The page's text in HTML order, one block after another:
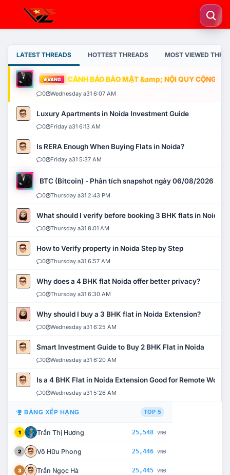
LATEST THREADS HOTTEST THREADS MOST VIEWED
VÀNG CẢNH BÁO BẢO MẬT &amp; NỘI QUY CỘNG
0 Wednesday a31 6:07 AM
Luxury Apartments in Noida Investment Guide
0 Friday a31 6:13 AM
Is RERA Enough When Buying Flats in Noida?
0 Friday a31 5:37 AM
BTC (Bitcoin) - Phân tích snapshot ngày 06/08/2026
0 Thursday a31 2:43 PM
What should I verify before booking 3 BHK flats in Noida?
0 Thursday a31 8:01 AM
How to Verify property in Noida Step by Step
0 Thursday a31 6:57 AM
Why does a 4 BHK flat Noida offer better privacy?
0 Thursday a31 6:30 AM
Why should I buy a 3 BHK flat in Noida Extension?
0 Wednesday a31 6:25 AM
Smart Investment Guide to Buy 2 BHK Flat in Noida
0 Wednesday a31 6:20 AM
Is a 4 BHK Flat in Noida Extension Good for Remote Work?
0 Wednesday a31 5:26 AM
BẢNG XẾP HẠNG TOP 5
1 Trần Thị Hương 25,548 VNĐ
2 Võ Hữu Phong 25,446 VNĐ
3 Trần Ngọc Hà 25,445 VNĐ